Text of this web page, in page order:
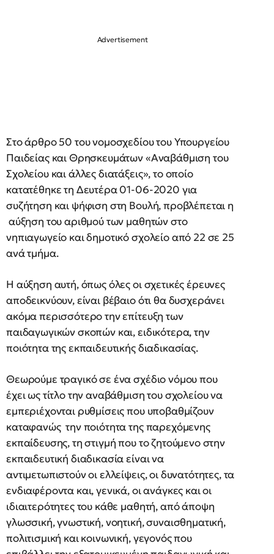
Στο άρθρο 50 του νομοσχεδίου του Υπουργείου
Παιδείας και Θρησκευμάτων «Αναβάθμιση του
Σχολείου και άλλες διατάξεις», το οποίο
κατατέθηκε τη Δευτέρα 01-06-2020 για
συζήτηση και ψήφιση στη Βουλή, προβλέπεται η
αύξηση του αριθμού των μαθητών στο
νηπιαγωγείο και δημοτικό σχολείο από 22 σε 25
ανά τμήμα.
Η αύξηση αυτή, όπως όλες οι σχετικές έρευνες
αποδεικνύουν, είναι βέβαιο ότι θα δυσχεράνει
ακόμα περισσότερο την επίτευξη των
παιδαγωγικών σκοπών και, ειδικότερα, την
ποιότητα της εκπαιδευτικής διαδικασίας.
Θεωρούμε τραγικό σε ένα σχέδιο νόμου που
έχει ως τίτλο την αναβάθμιση του σχολείου να
εμπεριέχονται ρυθμίσεις που υποβαθμίζουν
καταφανώς την ποιότητα της παρεχόμενης
εκπαίδευσης, τη στιγμή που το ζητούμενο στην
εκπαιδευτική διαδικασία είναι να
αντιμετωπιστούν οι ελλείψεις, οι δυνατότητες, τα
ενδιαφέροντα και, γενικά, οι ανάγκες και οι
ιδιαιτερότητες του κάθε μαθητή, από άποψη
γλωσσική, γνωστική, νοητική, συναισθηματική,
πολιτισμική και κοινωνική, γεγονός που